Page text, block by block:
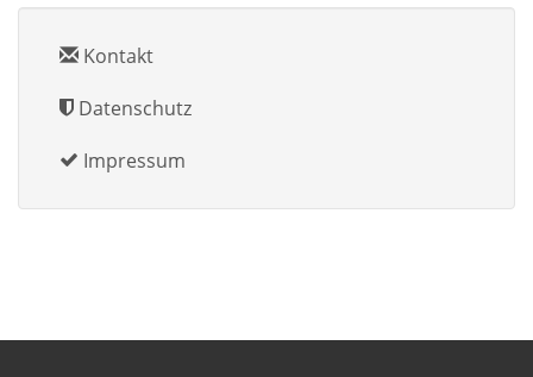
Kontakt
Datenschutz
Impressum